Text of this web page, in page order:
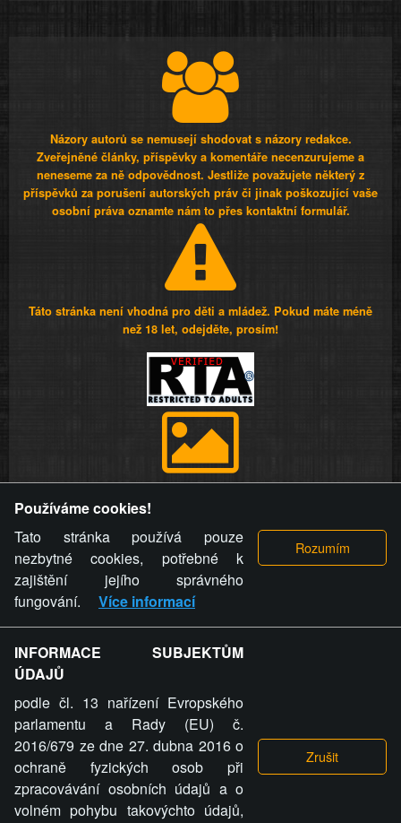
Názory autorů se nemusejí shodovat s názory redakce.
Zveřejněné články, příspěvky a komentáře necenzurujeme a
neneseme za ně odpovědnost. Jestliže považujete některý z
příspěvků za porušení autorských práv či jinak poškozující vaše
osobní práva oznamte nám to přes kontaktní formulář.
Táto stránka není vhodná pro děti a mládež. Pokud máte méně
než 18 let, odejděte, prosím!
videa a komentáře. Osoba, které se toto opatření provozovatele
stránky týče, ani osoba, která umístila fotografii nebo video na
stránku, nemůže z důvodu odstranění fotografie, videa nebo
komentáře pro výše uvedenou okolnost uplatnit vůči
provozovateli stránky žádný nárok na náhradu škody nebo
nemajetkové újmy.
ZVRÁCENÝ.CZ - Svět není zvrácenej. To jen
ty lidi...
ZVRÁCENÝ.CZ
Používáme cookies!
Tato stránka používá pouze
nezbytné cookies, potřebné k
zajištění jejího správného
fungování.
Více informací
INFORMACE SUBJEKTŮM
ÚDAJŮ
podle čl. 13 nařízení Evropského
parlamentu a Rady (EU) č.
2016/679 ze dne 27. dubna 2016 o
ochraně fyzických osob při
zpracovávání osobních údajů a o
volném pohybu takovýchto údajů,